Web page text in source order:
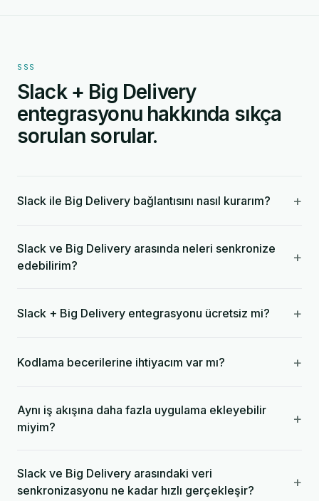
SSS
Slack + Big Delivery
entegrasyonu hakkında sıkça
sorulan sorular.
Slack ile Big Delivery bağlantısını nasıl kurarım? +
Slack ve Big Delivery arasında neleri senkronize
edebilirim?
+
Slack + Big Delivery entegrasyonu ücretsiz mi? +
Kodlama becerilerine ihtiyacım var mı? +
Aynı iş akışına daha fazla uygulama ekleyebilir
miyim?
+
Slack ve Big Delivery arasındaki veri
senkronizasyonu ne kadar hızlı gerçekleşir?
+